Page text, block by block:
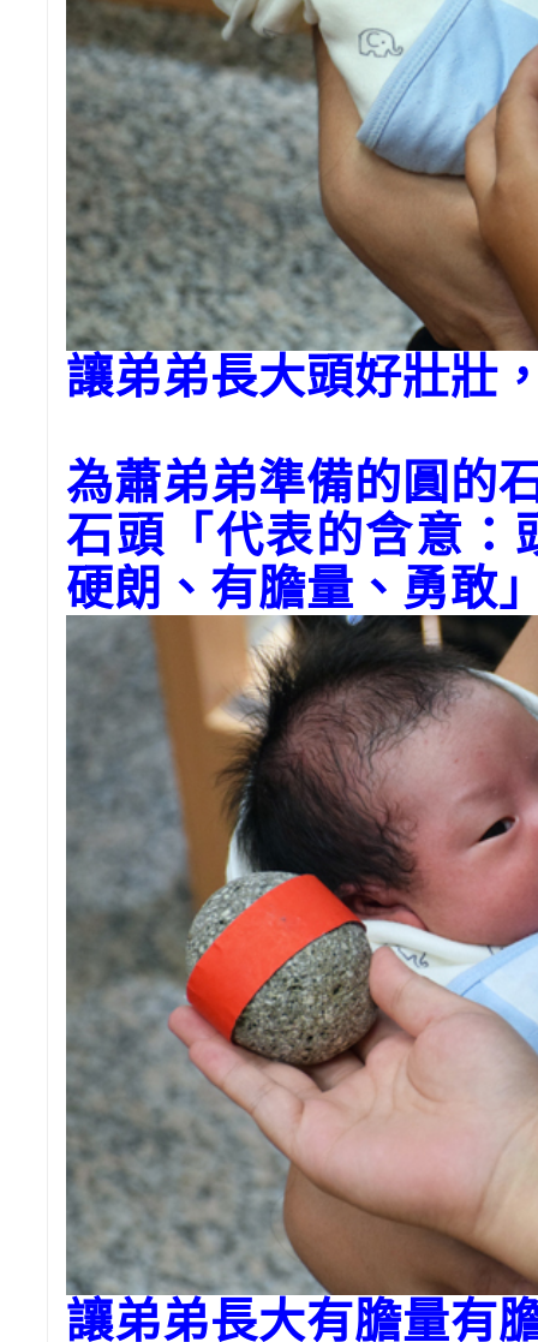
讓弟弟長大頭好壯壯
為蕭弟弟準備的圓的
石頭「代表的含意：
硬朗、有膽量、勇敢
讓弟弟長大有膽量有